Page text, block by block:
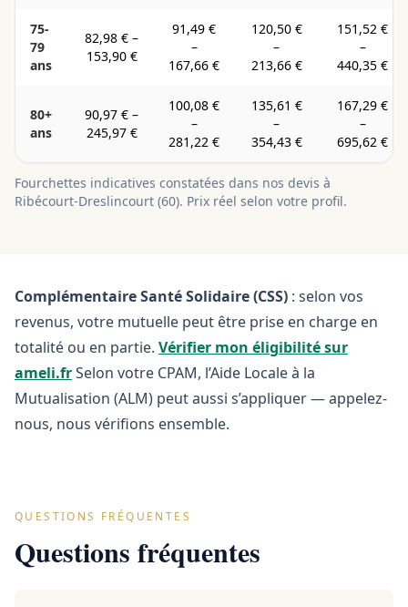
75-
79
ans
82,98 € –
153,90 €
91,49 €
–
167,66 €
120,50 €
–
213,66 €
151,52 €
–
440,35 €
80+
ans
90,97 € –
245,97 €
100,08 €
–
281,22 €
135,61 €
–
354,43 €
167,29 €
–
695,62 €
Fourchettes indicatives constatées dans nos devis à
Ribécourt-Dreslincourt (60). Prix réel selon votre profil.
Complémentaire Santé Solidaire (CSS) : selon vos
revenus, votre mutuelle peut être prise en charge en
totalité ou en partie. Vérifier mon éligibilité sur
ameli.frSelon votre CPAM, l’Aide Locale à la
Mutualisation (ALM) peut aussi s’appliquer — appelez-
nous, nous vérifions ensemble.
QUESTIONS FRÉQUENTES
Questions fréquentes